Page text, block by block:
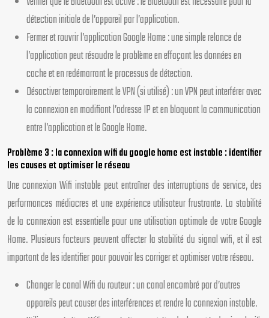
détection initiale de l’appareil par l’application.
Fermer et rouvrir l’application Google Home : une simple relance de
l’application peut résoudre le problème en effaçant les données en
cache et en redémarrant le processus de détection.
Désactiver temporairement le VPN (si utilisé) : un VPN peut interférer avec
la connexion en modifiant l’adresse IP et en bloquant la communication
entre l’application et le Google Home.
Problème 3 : la connexion wifi du google home est instable : identifier
les causes et optimiser le réseau
Une connexion Wifi instable peut entraîner des interruptions de service, des
performances médiocres et une expérience utilisateur frustrante. La stabilité
de la connexion est essentielle pour une utilisation optimale de votre Google
Home. Plusieurs facteurs peuvent affecter la stabilité du signal wifi, et il est
important de les identifier pour pouvoir les corriger et optimiser votre réseau.
Changer le canal Wifi du routeur : un canal encombré par d’autres
appareils peut causer des interférences et rendre la connexion instable.